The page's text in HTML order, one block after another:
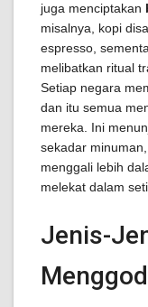
juga menciptakan
misalnya, kopi
espresso,
melibatkan ritual
Setiap negara
dan itu semua
mereka. Ini
sekadar
menggali lebih
melekat dalam
Jenis-